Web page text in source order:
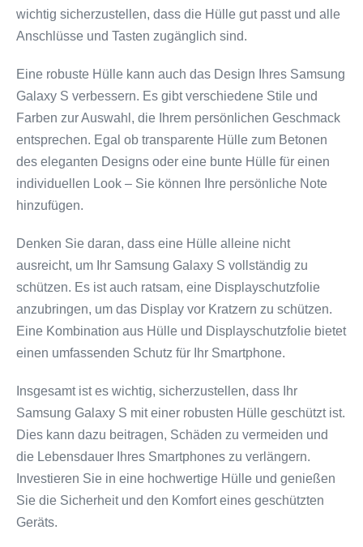
wichtig sicherzustellen, dass die Hülle gut passt und alle
Anschlüsse und Tasten zugänglich sind.
Eine robuste Hülle kann auch das Design Ihres Samsung
Galaxy S verbessern. Es gibt verschiedene Stile und
Farben zur Auswahl, die Ihrem persönlichen Geschmack
entsprechen. Egal ob transparente Hülle zum Betonen
des eleganten Designs oder eine bunte Hülle für einen
individuellen Look – Sie können Ihre persönliche Note
hinzufügen.
Denken Sie daran, dass eine Hülle alleine nicht
ausreicht, um Ihr Samsung Galaxy S vollständig zu
schützen. Es ist auch ratsam, eine Displayschutzfolie
anzubringen, um das Display vor Kratzern zu schützen.
Eine Kombination aus Hülle und Displayschutzfolie bietet
einen umfassenden Schutz für Ihr Smartphone.
Insgesamt ist es wichtig, sicherzustellen, dass Ihr
Samsung Galaxy S mit einer robusten Hülle geschützt ist.
Dies kann dazu beitragen, Schäden zu vermeiden und
die Lebensdauer Ihres Smartphones zu verlängern.
Investieren Sie in eine hochwertige Hülle und genießen
Sie die Sicherheit und den Komfort eines geschützten
Geräts.